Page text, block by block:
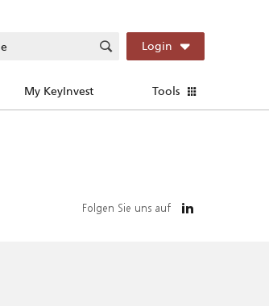
Login
My KeyInvest Tools
Folgen Sie uns auf